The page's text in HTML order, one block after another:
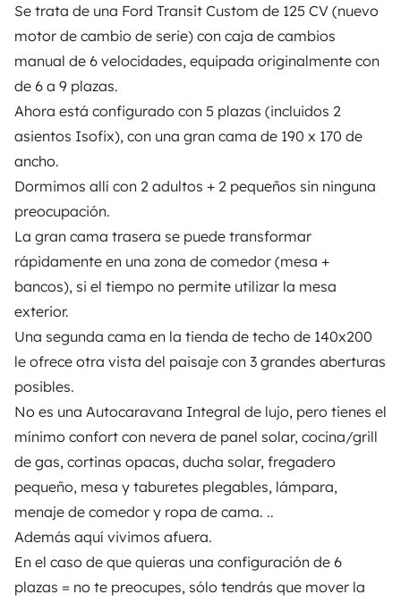
Se trata de una Ford Transit Custom de 125 CV (nuevo
motor de cambio de serie) con caja de cambios
manual de 6 velocidades, equipada originalmente con
de 6 a 9 plazas.
Ahora está configurado con 5 plazas (incluidos 2
asientos Isofix), con una gran cama de 190 x 170 de
ancho.
Dormimos allí con 2 adultos + 2 pequeños sin ninguna
preocupación.
La gran cama trasera se puede transformar
rápidamente en una zona de comedor (mesa +
bancos), si el tiempo no permite utilizar la mesa
exterior.
Una segunda cama en la tienda de techo de 140x200
le ofrece otra vista del paisaje con 3 grandes aberturas
posibles.
No es una Autocaravana Integral de lujo, pero tienes el
mínimo confort con nevera de panel solar, cocina/grill
de gas, cortinas opacas, ducha solar, fregadero
pequeño, mesa y taburetes plegables, lámpara,
menaje de comedor y ropa de cama. ..
Además aquí vivimos afuera.
En el caso de que quieras una configuración de 6
plazas = no te preocupes, sólo tendrás que mover la
Tus primeros pasos en autocaravana
Las opiniones de nuestros usuarios
Ayuda viajero
PROPIETARIOS
Anunciar un vehículo
Contrato de alquiler
Seguros de alquiler
Asistencias de alquiler
Ayuda propietario
Medios de pago segurosPago en varios plazos
Descargar en
App Store
Disponible en
Google Play